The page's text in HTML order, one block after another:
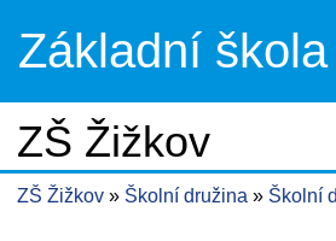
Základní
ZŠ Žižkov
ZŠ Žižkov Školní družina Školní